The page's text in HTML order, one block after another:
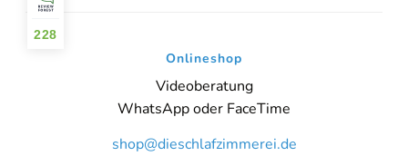
Onlineshop
Videoberatung
WhatsApp oder FaceTime
shop@dieschlafzimmerei.de
228